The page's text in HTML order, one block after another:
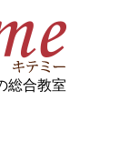
総合教室